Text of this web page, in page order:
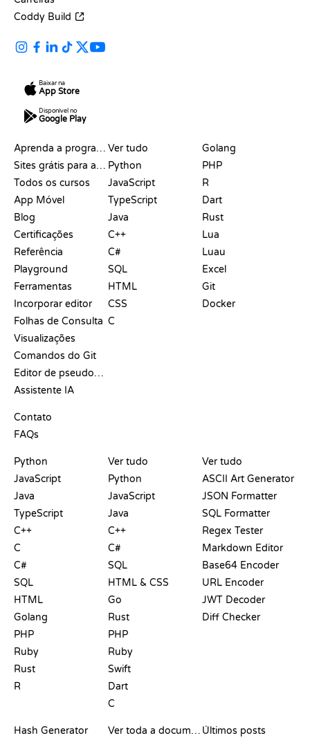
Coddy Build
Baixar na
App Store
Disponível no
Google Play
Aprenda a programar
Sites grátis para aprender a programar
Todos os cursos
App Móvel
Blog
Certificações
Referência
Playground
Ferramentas
Incorporar editor
Folhas de Consulta
Visualizações
Comandos do Git
Editor de pseudocódigo
Assistente IA
Contato
FAQs
Ver tudo
Python
JavaScript
TypeScript
Java
C++
C#
SQL
HTML
CSS
C
Golang
PHP
R
Dart
Rust
Lua
Luau
Excel
Git
Docker
Python
JavaScript
Java
TypeScript
C++
C
C#
SQL
HTML
Golang
PHP
Ruby
Rust
R
Ver tudo
Python
JavaScript
Java
C++
C#
SQL
HTML & CSS
Go
Rust
PHP
Ruby
Swift
Dart
C
Ver tudo
ASCII Art Generator
JSON Formatter
SQL Formatter
Regex Tester
Markdown Editor
Base64 Encoder
URL Encoder
JWT Decoder
Diff Checker
Hash Generator
Ver toda a documentação Últimos posts